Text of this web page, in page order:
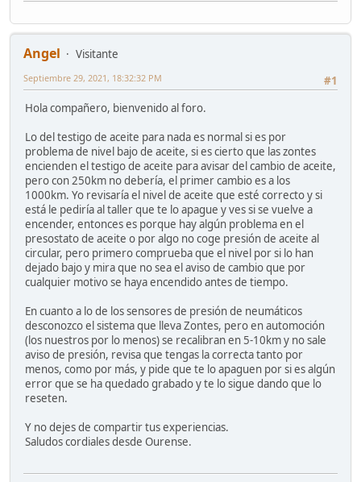
Angel
Visitante
#1
Septiembre 29, 2021, 18:32:32 PM
Hola compañero, bienvenido al foro.
Lo del testigo de aceite para nada es normal si es por
problema de nivel bajo de aceite, si es cierto que las zontes
encienden el testigo de aceite para avisar del cambio de aceite,
pero con 250km no debería, el primer cambio es a los
1000km. Yo revisaría el nivel de aceite que esté correcto y si
está le pediría al taller que te lo apague y ves si se vuelve a
encender, entonces es porque hay algún problema en el
presostato de aceite o por algo no coge presión de aceite al
circular, pero primero comprueba que el nivel por si lo han
dejado bajo y mira que no sea el aviso de cambio que por
cualquier motivo se haya encendido antes de tiempo.
En cuanto a lo de los sensores de presión de neumáticos
desconozco el sistema que lleva Zontes, pero en automoción
(los nuestros por lo menos) se recalibran en 5-10km y no sale
aviso de presión, revisa que tengas la correcta tanto por
menos, como por más, y pide que te lo apaguen por si es algún
error que se ha quedado grabado y te lo sigue dando que lo
reseten.
Y no dejes de compartir tus experiencias.
Saludos cordiales desde Ourense.